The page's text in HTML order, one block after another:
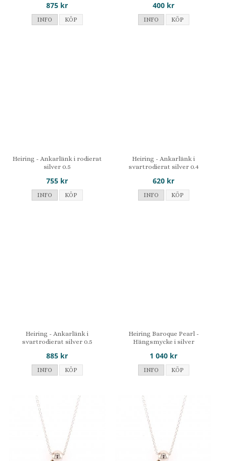
875 kr
INFO KÖP
400 kr
INFO KÖP
Heiring - Ankarlänk i rodierat
silver 0.5
755 kr
INFO KÖP
Heiring - Ankarlänk i
svartrodierat silver 0.4
620 kr
INFO KÖP
Heiring - Ankarlänk i
svartrodierat silver 0.5
885 kr
INFO KÖP
Heiring Baroque Pearl -
Hängsmycke i silver
1 040 kr
INFO KÖP